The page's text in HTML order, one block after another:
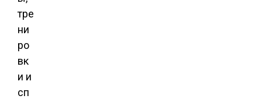
тре
ни
ро
вк
и и
сп